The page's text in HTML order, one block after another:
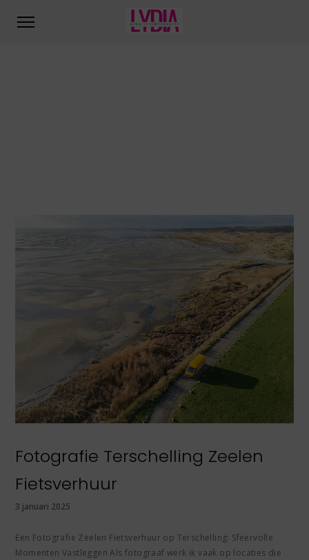
Fotografie Terschelling Zeelen
Fietsverhuur
3 januari 2025
Een Fotografie Zeelen Fietsverhuur op Terschelling: Sfeervolle
Momenten Vastleggen Als fotograaf werk ik vaak op locaties die